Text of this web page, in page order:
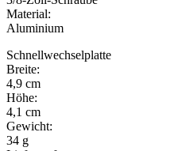
Material:
Aluminium
Schnellwechselplatte
Breite:
4,9 cm
Höhe:
4,1 cm
Gewicht:
34 g